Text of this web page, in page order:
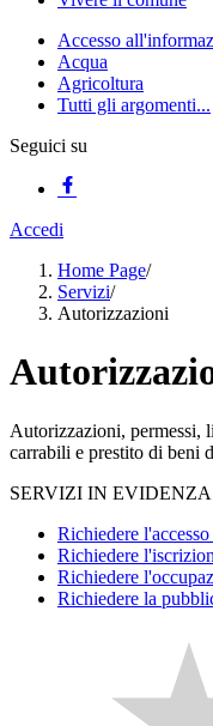
Accesso
Acqua
Agricoltura
Tutti gli argomenti...
Seguici su
Accedi
Home Page/
Servizi/
Autorizzazioni
Autorizzazioni, permessi,
carrabili e prestito di beni
SERVIZI IN EVIDENZA
Richiedere
Richiedere
Richiedere
Richiedere la